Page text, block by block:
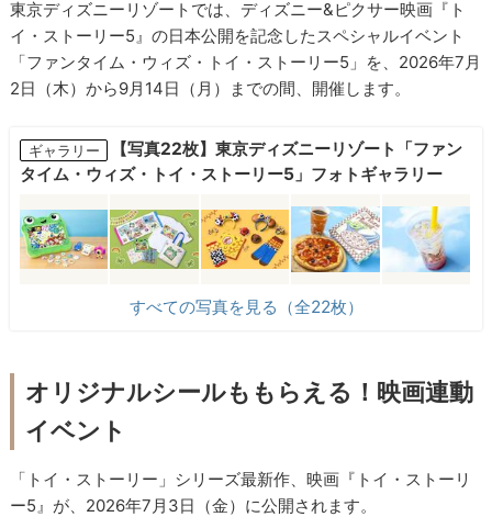
東京ディズニーリゾートでは、ディズニー&ピクサー映画『ト
イ・ストーリー5』の日本公開を記念したスペシャルイベント
「ファンタイム・ウィズ・トイ・ストーリー5」を、2026年7月
2日（木）から9月14日（月）までの間、開催します。
ギャラリー
【写真22枚】東京ディズニーリゾート「ファン
タイム・ウィズ・トイ・ストーリー5」フォトギャラリー
すべての写真を見る（全22枚）
オリジナルシールももらえる！映画連動
イベント
「トイ・ストーリー」シリーズ最新作、映画『トイ・ストーリ
ー5』が、2026年7月3日（金）に公開されます。